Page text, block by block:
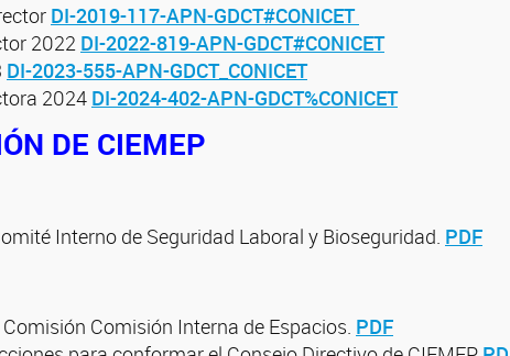
DI-2019-117-APN-GDCT#CONICET
2022 DI-2022-819-APN-GDCT#CONICET
DI-2023-555-APN-GDCT_CONICET
2024 DI-2024-402-APN-GDCT%CONICET
DE CIEMEP
Interno de Seguridad Laboral y Bioseguridad. PDF
Comisión Interna de Espacios. PDF